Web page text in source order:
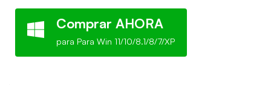
Comprar AHORA
para Para Win 11/10/8.1/8/7/XP